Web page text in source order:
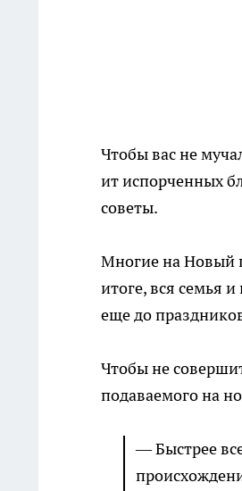
Чтобы вас не
ит испорченных
советы.
Многие на Новый
итоге, вся семья
еще до
Чтобы не
подаваемого на
— Быстрее